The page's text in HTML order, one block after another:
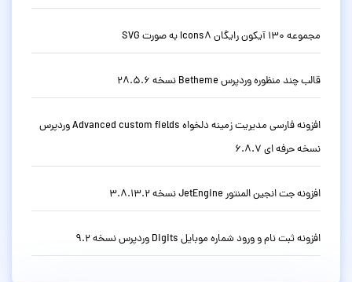
مجموعه 130 آیکون رایگان Icons8 به صورت SVG
قالب چند منظوره وردپرس Betheme نسخه 28.5.6
افزونه فارسی مدیریت زمینه دلخواه Advanced custom fields وردپرس
نسخه حرفه ای 6.8.7
افزونه جت انجین المنتور JetEngine نسخه 3.8.13.2
افزونه ثبت نام و ورود شماره موبایل Digits وردپرس نسخه 9.2